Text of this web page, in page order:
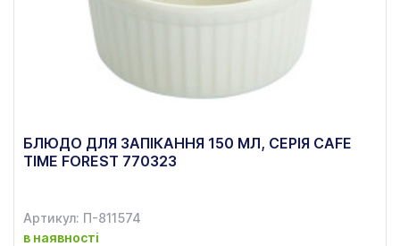
БЛЮДО ДЛЯ ЗАПІКАННЯ 150 МЛ, СЕРІЯ CAFE
TIME FOREST 770323
Артикул: П-811574
в наявності